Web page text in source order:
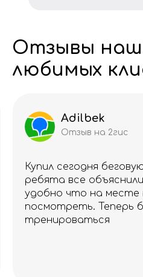
Отзывы
любимых
Adilbek
Отзыв на 2гис
Купил сегодня
ребята все
удобно что на месте
посмотреть. Теперь
тренироваться